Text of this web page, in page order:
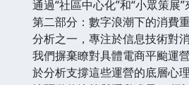
通過“社區中心化”和“小眾策展”
第二部分：數字浪潮下的消費
分析之一，專注於信息技術對
我們摒棄瞭對具體電商平颱運
於分析支撐這些運營的底層心